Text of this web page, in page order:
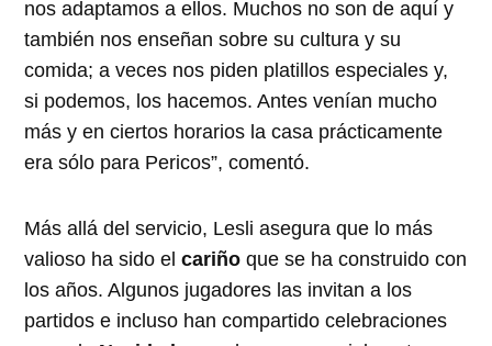
nos adaptamos a ellos. Muchos no son de aquí y
también nos enseñan sobre su cultura y su
comida; a veces nos piden platillos especiales y,
si podemos, los hacemos. Antes venían mucho
más y en ciertos horarios la casa prácticamente
era sólo para Pericos”, comentó.
Más allá del servicio, Lesli asegura que lo más
valioso ha sido elcariño que se ha construido con
los años. Algunos jugadores las invitan a los
partidos e incluso han compartido celebraciones